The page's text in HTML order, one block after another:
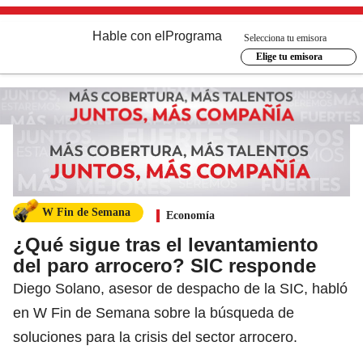
Hable con el Programa
Selecciona tu emisora
Elige tu emisora
W Fin de Semana Economía
¿Qué sigue tras el levantamiento
del paro arrocero? SIC responde
Diego Solano, asesor de despacho de la SIC, habló
en W Fin de Semana sobre la búsqueda de
soluciones para la crisis del sector arrocero.